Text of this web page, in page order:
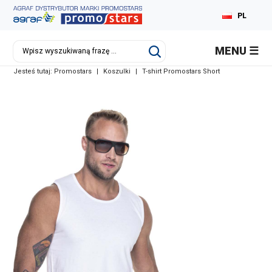
PL
DE
MENU
Jesteś tutaj: Promostars | Koszulki | T-shirt Promostars Short